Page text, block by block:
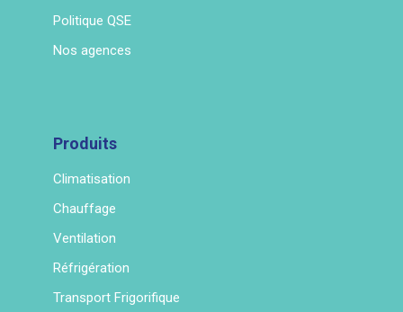
Politique QSE
Nos agences
Produits
Climatisation
Chauffage
Ventilation
Réfrigération
Transport Frigorifique